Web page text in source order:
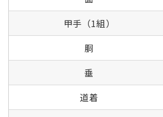
甲手（1組）
胴
垂
道着